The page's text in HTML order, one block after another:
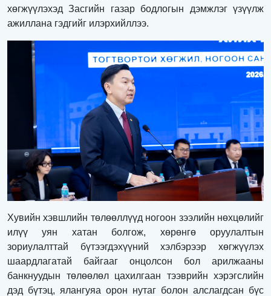
хөгжүүлэхэд Засгийн газар бодлогын дэмжлэг үзүүлж
ажиллана гэдгийг илэрхийллээ.
Хувийн хэвшлийн төлөөллүүд ногоон зээлийн нөхцөлийг
илүү уян хатан болгож, хөрөнгө оруулалтын
зориулалттай бүтээгдэхүүний хэлбэрээр хөгжүүлэх
шаардлагатай байгааг онцолсон бол арилжааны
банкнуудын төлөөлөл цахилгаан тээврийн хэрэгслийн
дэд бүтэц, ялангуяа орон нутаг болон алслагдсан бүс